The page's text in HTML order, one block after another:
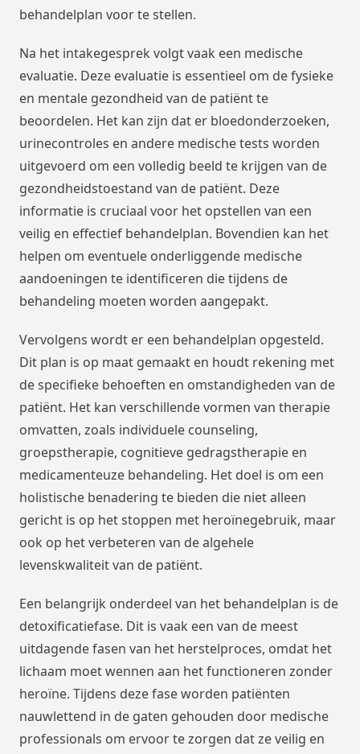
behandelplan voor te stellen.
Na het intakegesprek volgt vaak een medische
evaluatie. Deze evaluatie is essentieel om de fysieke
en mentale gezondheid van de patiënt te
beoordelen. Het kan zijn dat er bloedonderzoeken,
urinecontroles en andere medische tests worden
uitgevoerd om een volledig beeld te krijgen van de
gezondheidstoestand van de patiënt. Deze
informatie is cruciaal voor het opstellen van een
veilig en effectief behandelplan. Bovendien kan het
helpen om eventuele onderliggende medische
aandoeningen te identificeren die tijdens de
behandeling moeten worden aangepakt.
Vervolgens wordt er een behandelplan opgesteld.
Dit plan is op maat gemaakt en houdt rekening met
de specifieke behoeften en omstandigheden van de
patiënt. Het kan verschillende vormen van therapie
omvatten, zoals individuele counseling,
groepstherapie, cognitieve gedragstherapie en
medicamenteuze behandeling. Het doel is om een
holistische benadering te bieden die niet alleen
gericht is op het stoppen met heroïnegebruik, maar
ook op het verbeteren van de algehele
levenskwaliteit van de patiënt.
Een belangrijk onderdeel van het behandelplan is de
detoxificatiefase. Dit is vaak een van de meest
uitdagende fasen van het herstelproces, omdat het
lichaam moet wennen aan het functioneren zonder
heroïne. Tijdens deze fase worden patiënten
nauwlettend in de gaten gehouden door medische
professionals om ervoor te zorgen dat ze veilig en